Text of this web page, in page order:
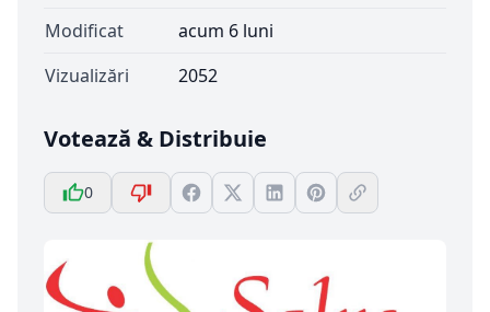
Modificat
acum 6 luni
Vizualizări
2052
Votează & Distribuie
0